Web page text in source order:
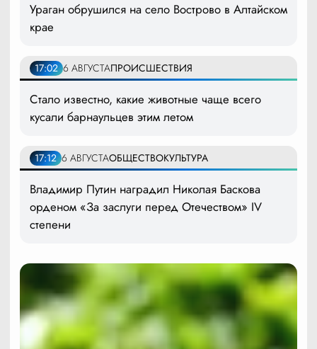
Ураган обрушился на село Вострово в Алтайском
крае
17:02 6 АВГУСТАПРОИСШЕСТВИЯ
Стало известно, какие животные чаще всего
кусали барнаульцев этим летом
17:12 6 АВГУСТАОБЩЕСТВОКУЛЬТУРА
Владимир Путин наградил Николая Баскова
орденом «За заслуги перед Отечеством» IV
степени